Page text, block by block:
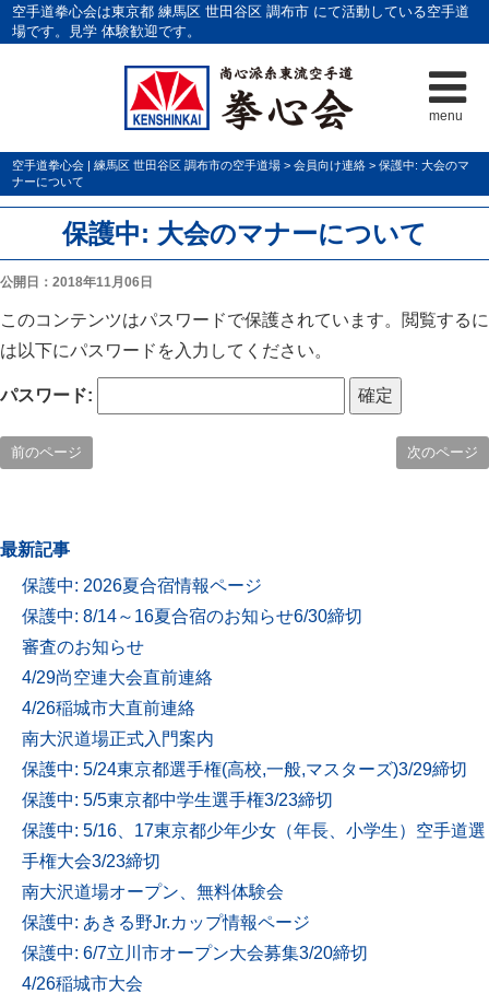
menu
空手道拳心会は東京都 練馬区 世田谷区 調布市 にて活動している空手道
場です。見学 体験歓迎です。
空手道拳心会 | 練馬区 世田谷区 調布市の空手道場 >会員向け連絡 >保護中: 大会のマ
ナーについて
保護中: 大会のマナーについて
公開日：2018年11月06日
このコンテンツはパスワードで保護されています。閲覧するに
は以下にパスワードを入力してください。
パスワード:
前のページ 次のページ
最新記事
保護中: 2026夏合宿情報ページ
保護中: 8/14～16夏合宿のお知らせ6/30締切
審査のお知らせ
4/29尚空連大会直前連絡
4/26稲城市大直前連絡
南大沢道場正式入門案内
保護中: 5/24東京都選手権(高校,一般,マスターズ)3/29締切
保護中: 5/5東京都中学生選手権3/23締切
保護中: 5/16、17東京都少年少女（年長、小学生）空手道選
手権大会3/23締切
南大沢道場オープン、無料体験会
保護中: あきる野Jr.カップ情報ページ
保護中: 6/7立川市オープン大会募集3/20締切
4/26稲城市大会